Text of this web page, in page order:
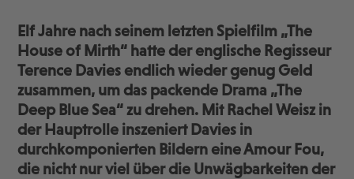
Elf Jahre nach seinem letzten Spielfilm „The
House of Mirth“ hatte der englische Regisseur
Terence Davies endlich wieder genug Geld
zusammen, um das packende Drama „The
Deep Blue Sea“ zu drehen. Mit Rachel Weisz in
der Hauptrolle inszeniert Davies in
durchkomponierten Bildern eine Amour Fou,
die nicht nur viel über die Unwägbarkeiten der